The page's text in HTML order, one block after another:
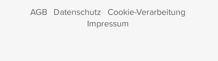
AGB Datenschutz Cookie-Verarbeitung
Impressum